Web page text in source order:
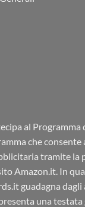
al Programma
che
tramite la
Amazon.it. In
guadagna
una